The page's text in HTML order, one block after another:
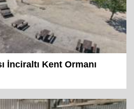
İnciraltı Kent Ormanı